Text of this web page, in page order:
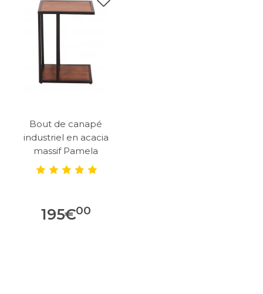
Bout de canapé
industriel en acacia
massif Pamela
195€00